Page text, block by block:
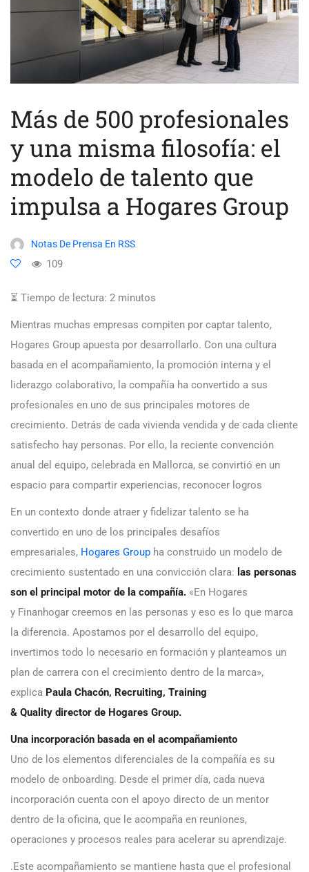
Más de 500 profesionales
y una misma filosofía: el
modelo de talento que
impulsa a Hogares Group
Notas De Prensa En RSS
109
⏳ Tiempo de lectura: 2 minutos
Mientras muchas empresas compiten por captar talento,
Hogares Group apuesta por desarrollarlo. Con una cultura
basada en el acompañamiento, la promoción interna y el
liderazgo colaborativo, la compañía ha convertido a sus
profesionales en uno de sus principales motores de
crecimiento. Detrás de cada vivienda vendida y de cada cliente
satisfecho hay personas. Por ello, la reciente convención
anual del equipo, celebrada en Mallorca, se convirtió en un
espacio para compartir experiencias, reconocer logros
En un contexto donde atraer y fidelizar talento se ha
convertido en uno de los principales desafíos
empresariales, Hogares Group ha construido un modelo de
crecimiento sustentado en una convicción clara: las personas
son el principal motor de la compañía. «En Hogares
y Finanhogar creemos en las personas y eso es lo que marca
la diferencia. Apostamos por el desarrollo del equipo,
invertimos todo lo necesario en formación y planteamos un
plan de carrera con el crecimiento dentro de la marca»,
explica Paula Chacón, Recruiting, Training
& Quality director de Hogares Group.
Una incorporación basada en el acompañamiento
Uno de los elementos diferenciales de la compañía es su
modelo de onboarding. Desde el primer día, cada nueva
incorporación cuenta con el apoyo directo de un mentor
dentro de la oficina, que le acompaña en reuniones,
operaciones y procesos reales para acelerar su aprendizaje.
.Este acompañamiento se mantiene hasta que el profesional